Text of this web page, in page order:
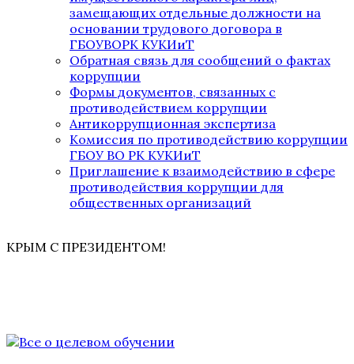
замещающих отдельные должности на
основании трудового договора в
ГБОУВОРК КУКИиТ
Обратная связь для сообщений о фактах
коррупции
Формы документов, связанных с
противодействием коррупции
Антикоррупционная экспертиза
Комиссия по противодействию коррупции
ГБОУ ВО РК КУКИиТ
Приглашение к взаимодействию в сфере
противодействия коррупции для
общественных организаций
КРЫМ С ПРЕЗИДЕНТОМ!